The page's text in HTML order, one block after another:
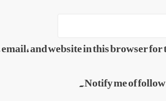
email, and website in this browser for
Notify me of